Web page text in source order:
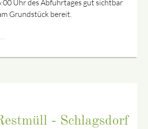
Uhr des Abfuhrtages gut sichtbar
Grundstück bereit.
- Schlagsdorf